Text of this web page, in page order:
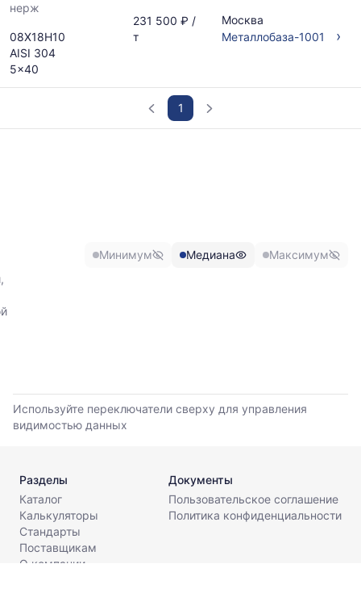
нерж
08Х18Н10
AISI 304
5x40
231 500 ₽ /
т
Москва
Металлобаза-1001
›
1
6
месяцев.
Используйте
оценить
тренд
разброс
цен
на
Минимум Медиана Максимум
Используйте переключатели сверху для управления
видимостью данных
Разделы
Каталог
Калькуляторы
Стандарты
Поставщикам
О компании
Документы
Пользовательское соглашение
Политика конфиденциальности